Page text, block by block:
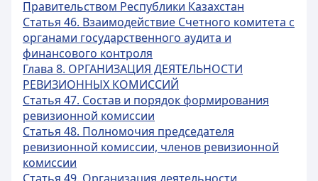
Правительством Республики Казахстан
Статья 46. Взаимодействие Счетного комитета с
органами государственного аудита и
финансового контроля
Глава 8. ОРГАНИЗАЦИЯ ДЕЯТЕЛЬНОСТИ
РЕВИЗИОННЫХ КОМИССИЙ
Статья 47. Состав и порядок формирования
ревизионной комиссии
Статья 48. Полномочия председателя
ревизионной комиссии, членов ревизионной
комиссии